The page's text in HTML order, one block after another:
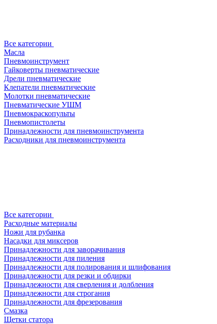
Все категории
Масла
Пневмоинструмент
Гайковерты пневматические
Дрели пневматические
Клепатели пневматические
Молотки пневматические
Пневматические УШМ
Пневмокраскопульты
Пневмопистолеты
Принадлежности для пневмоинструмента
Расходники для пневмоинструмента
Все категории
Расходные материалы
Ножи для рубанка
Насадки для миксеров
Принадлежности для заворачивания
Принадлежности для пиления
Принадлежности для полирования и шлифования
Принадлежности для резки и обдирки
Принадлежности для сверления и долбления
Принадлежности для строгания
Принадлежности для фрезерования
Смазка
Щетки статора